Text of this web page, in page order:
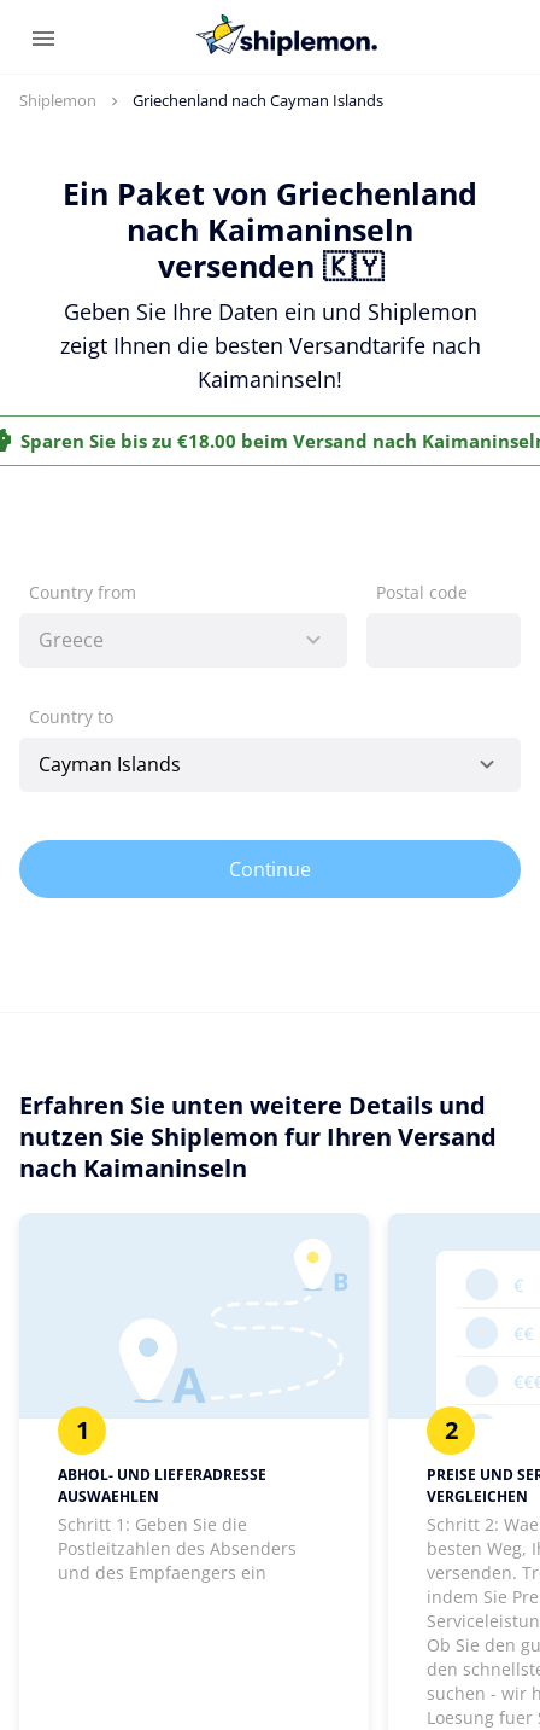
Shiplemon Griechenland nach Cayman Islands
Ein Paket von Griechenland
nach Kaimaninseln
versenden 🇰🇾
Geben Sie Ihre Daten ein und Shiplemon
zeigt Ihnen die besten Versandtarife nach
Kaimaninseln!
Sparen Sie bis zu €18.00 beim Versand nach
Country from Postal code
Country to
Continue
Erfahren Sie unten weitere Details und
nutzen Sie Shiplemon fur Ihren Versand
nach Kaimaninseln
1
ABHOL- UND LIEFERADRESSE
AUSWAEHLEN
Schritt 1: Geben Sie die
Postleitzahlen des Absenders
und des Empfaengers ein
2
PREISE UND
VERGLEICHEN
Schritt 2:
besten Weg,
versenden.
indem Sie
Ob Sie den
den
suchen - wir
Loesung fuer